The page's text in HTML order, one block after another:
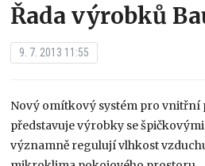
Řada výrobků
9. 7. 2013 11:55
Nový omítkový systém pro vnitřní
představuje výrobky se
významně regulují vlhkost